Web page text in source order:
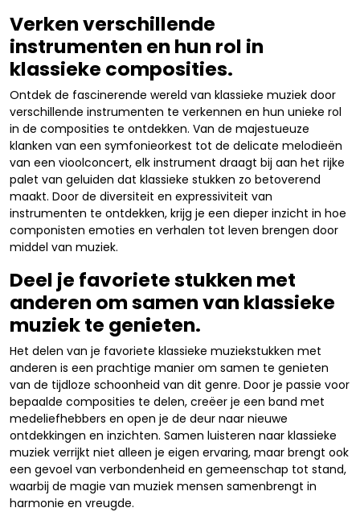
Verken verschillende
instrumenten en hun rol in
klassieke composities.
Ontdek de fascinerende wereld van klassieke muziek door
verschillende instrumenten te verkennen en hun unieke rol
in de composities te ontdekken. Van de majestueuze
klanken van een symfonieorkest tot de delicate melodieën
van een vioolconcert, elk instrument draagt ​​bij aan het rijke
palet van geluiden dat klassieke stukken zo betoverend
maakt. Door de diversiteit en expressiviteit van
instrumenten te ontdekken, krijg je een dieper inzicht in hoe
componisten emoties en verhalen tot leven brengen door
middel van muziek.
Deel je favoriete stukken met
anderen om samen van klassieke
muziek te genieten.
Het delen van je favoriete klassieke muziekstukken met
anderen is een prachtige manier om samen te genieten
van de tijdloze schoonheid van dit genre. Door je passie voor
bepaalde composities te delen, creëer je een band met
medeliefhebbers en open je de deur naar nieuwe
ontdekkingen en inzichten. Samen luisteren naar klassieke
muziek verrijkt niet alleen je eigen ervaring, maar brengt ook
een gevoel van verbondenheid en gemeenschap tot stand,
waarbij de magie van muziek mensen samenbrengt in
harmonie en vreugde.